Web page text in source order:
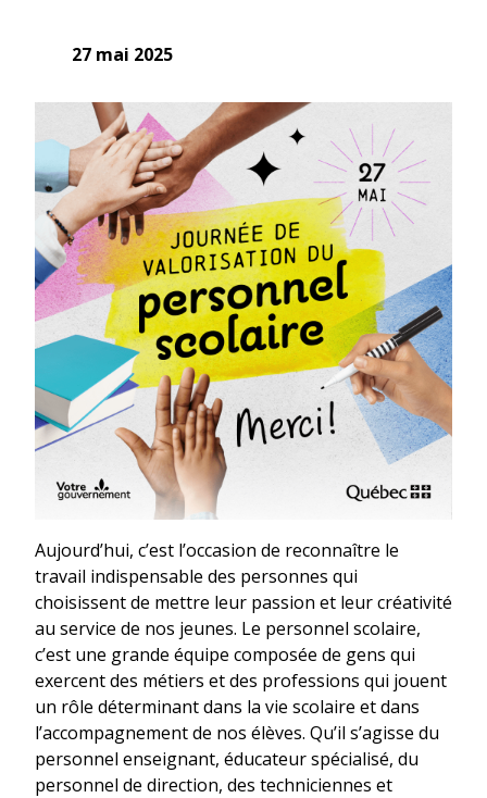
27 mai 2025
Aujourd’hui, c’est l’occasion de reconnaître le
travail indispensable des personnes qui
choisissent de mettre leur passion et leur créativité
au service de nos jeunes. Le personnel scolaire,
c’est une grande équipe composée de gens qui
exercent des métiers et des professions qui jouent
un rôle déterminant dans la vie scolaire et dans
l’accompagnement de nos élèves. Qu’il s’agisse du
personnel enseignant, éducateur spécialisé, du
personnel de direction, des techniciennes et